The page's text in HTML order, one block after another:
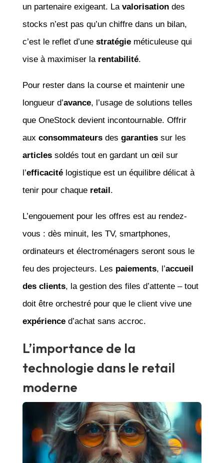
un partenaire exigeant. La valorisationdes
stocks n’est pas qu’un chiffre dans un bilan,
c’est le reflet d’une stratégieméticuleuse qui
vise à maximiser la rentabilité.
Pour rester dans la course et maintenir une
longueur d’avance, l’usage de solutions telles
que OneStock devient incontournable. Offrir
aux consommateursdes garantiessur les
articlessoldés tout en gardant un œil sur
l’efficacitélogistique est un équilibre délicat à
tenir pour chaque retail.
L’engouement pour les offres est au rendez-
vous : dès minuit, les TV, smartphones,
ordinateurs et électroménagers seront sous le
feu des projecteurs. Les paiements, l’accueil
des clients, la gestion des files d’attente – tout
doit être orchestré pour que le client vive une
expérienced’achat sans accroc.
L’importance de la
technologie dans le retail
moderne